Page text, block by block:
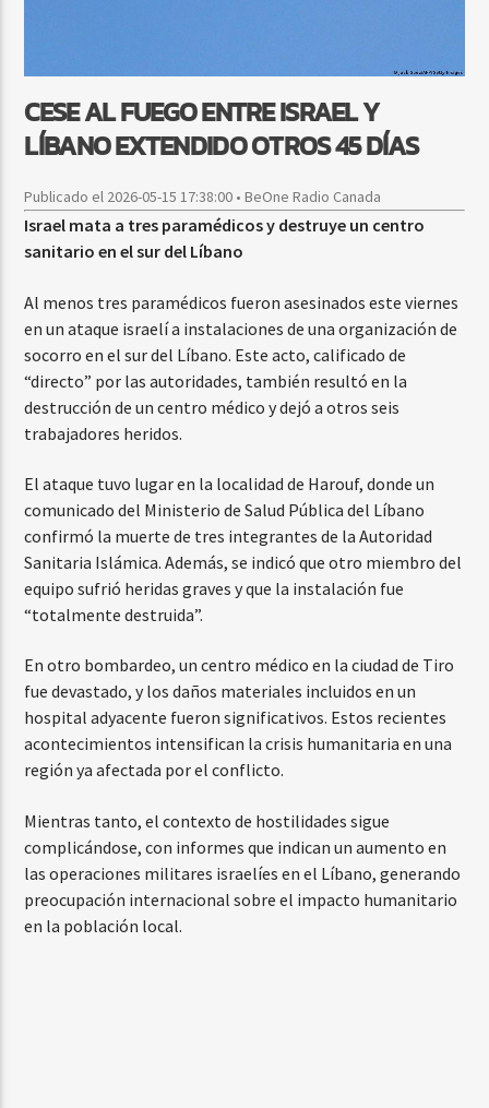
CESE AL FUEGO ENTRE ISRAEL Y
LÍBANO EXTENDIDO OTROS 45 DÍAS
Publicado el 2026-05-15 17:38:00 • BeOne Radio Canada
Israel mata a tres paramédicos y destruye un centro
sanitario en el sur del Líbano
Al menos tres paramédicos fueron asesinados este viernes
en un ataque israelí a instalaciones de una organización de
socorro en el sur del Líbano. Este acto, calificado de
“directo” por las autoridades, también resultó en la
destrucción de un centro médico y dejó a otros seis
trabajadores heridos.
El ataque tuvo lugar en la localidad de Harouf, donde un
comunicado del Ministerio de Salud Pública del Líbano
confirmó la muerte de tres integrantes de la Autoridad
Sanitaria Islámica. Además, se indicó que otro miembro del
equipo sufrió heridas graves y que la instalación fue
“totalmente destruida”.
En otro bombardeo, un centro médico en la ciudad de Tiro
fue devastado, y los daños materiales incluidos en un
hospital adyacente fueron significativos. Estos recientes
acontecimientos intensifican la crisis humanitaria en una
región ya afectada por el conflicto.
Mientras tanto, el contexto de hostilidades sigue
complicándose, con informes que indican un aumento en
las operaciones militares israelíes en el Líbano, generando
preocupación internacional sobre el impacto humanitario
en la población local.